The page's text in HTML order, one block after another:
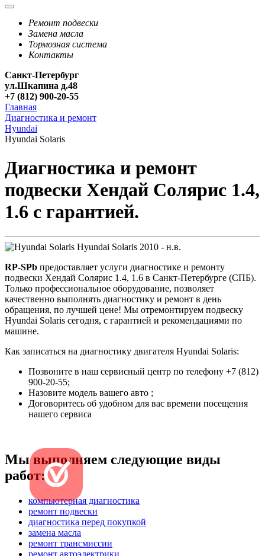
Ремонт подвески
Замена масла
Тормозная система
Контакты
Санкт-Петербург
ул.Шкапина д.48
+7 (812) 900-20-55
Главная
Диагностика и ремонт
Hyundai
Hyundai Solaris
Диагностика и ремонт
подвески Хендай Солярис 1.4,
1.6 с гарантией.
Hyundai Solaris 2010 - н.в.
RP-SPb предоставляет услуги диагностике и ремонту
подвески Хендай Солярис 1.4, 1.6 в Санкт-Петербурге (СПБ).
Только профессиональное оборудование, позволяет
качественно выполнять диагностику и ремонт в день
обращения, по лучшей цене! Мы отремонтируем подвеску
Hyundai Solaris сегодня, с гарантией и рекомендациями по
машине.
Как записаться на диагностику двигателя Hyundai Solaris:
Позвоните в наш сервисный центр по телефону +7 (812)
900-20-55;
Назовите модель вашего авто ;
Договоритесь об удобном для вас времени посещения
нашего сервиса
Мы выполняем следующие виды
работ:
компьютерная диагностика
ремонт подвески
диагностика перед покупкой
замена масла
ремонт трансмиссии
ремонт автоэлектрики